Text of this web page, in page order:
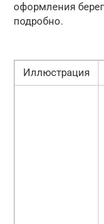
оформления
подробно.
Иллюстрация